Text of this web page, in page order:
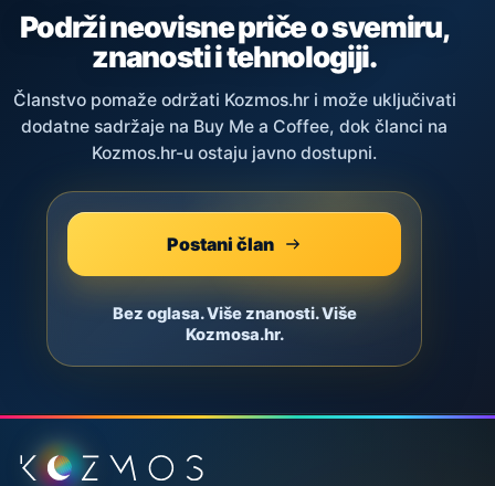
Podrži neovisne priče o svemiru,
znanosti i tehnologiji.
Članstvo pomaže održati Kozmos.hr i može uključivati
dodatne sadržaje na Buy Me a Coffee, dok članci na
Kozmos.hr-u ostaju javno dostupni.
Postani član
Bez oglasa. Više znanosti. Više
Kozmosa.hr.
Podnožje stranice